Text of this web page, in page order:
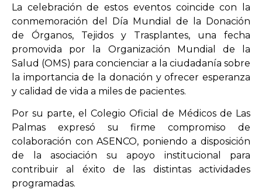
La celebración de estos eventos coincide con la
conmemoración del Día Mundial de la Donación
de Órganos, Tejidos y Trasplantes, una fecha
promovida por la Organización Mundial de la
Salud (OMS) para concienciar a la ciudadanía sobre
la importancia de la donación y ofrecer esperanza
y calidad de vida a miles de pacientes.
Por su parte, el Colegio Oficial de Médicos de Las
Palmas expresó su firme compromiso de
colaboración con ASENCO, poniendo a disposición
de la asociación su apoyo institucional para
contribuir al éxito de las distintas actividades
programadas.